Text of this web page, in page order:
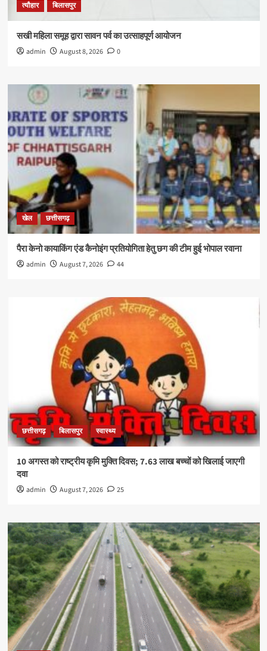
त्यौहार बिलासपुर
सखी महिला समूह द्वारा सावन पर्व का उत्साहपूर्ण आयोजन
admin August 8, 2026 0
खेल छत्तीसगढ़
पैरा केनो कायाकिंग एंड कैनोइंग प्रतियोगिता हेतु छग की टीम हुई भोपाल रवाना
admin August 7, 2026 44
छत्तीसगढ़ बिलासपुर स्वास्थ्य
10 अगस्त को राष्ट्रीय कृमि मुक्ति दिवस; 7.63 लाख बच्चों को खिलाई जाएगी
दवा
admin August 7, 2026 25